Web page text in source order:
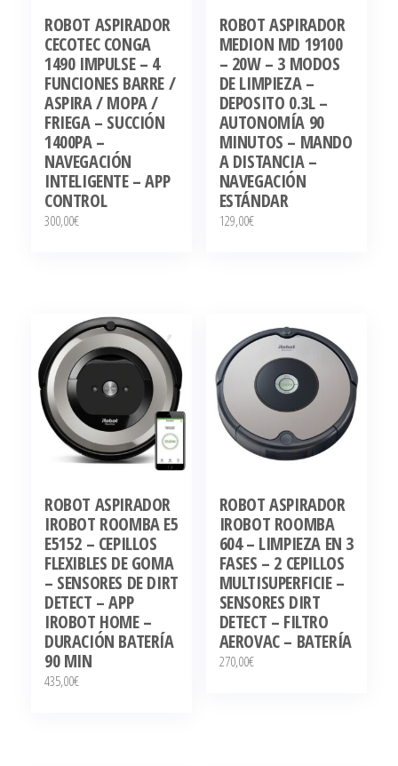
ROBOT ASPIRADOR
CECOTEC CONGA
1490 IMPULSE – 4
FUNCIONES BARRE /
ASPIRA / MOPA /
FRIEGA – SUCCIÓN
1400PA –
NAVEGACIÓN
INTELIGENTE – APP
CONTROL
300,00€
ROBOT ASPIRADOR
MEDION MD 19100
– 20W – 3 MODOS
DE LIMPIEZA –
DEPOSITO 0.3L –
AUTONOMÍA 90
MINUTOS – MANDO
A DISTANCIA –
NAVEGACIÓN
ESTÁNDAR
129,00€
ROBOT ASPIRADOR
IROBOT ROOMBA E5
E5152 – CEPILLOS
FLEXIBLES DE GOMA
– SENSORES DE DIRT
DETECT – APP
IROBOT HOME –
DURACIÓN BATERÍA
90 MIN
435,00€
ROBOT ASPIRADOR
IROBOT ROOMBA
604 – LIMPIEZA EN 3
FASES – 2 CEPILLOS
MULTISUPERFICIE –
SENSORES DIRT
DETECT – FILTRO
AEROVAC – BATERÍA
270,00€